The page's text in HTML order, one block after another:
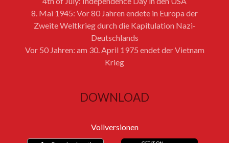
8. Mai 1945: Vor 80 Jahren endete in Europa der
Zweite Weltkrieg durch die Kapitulation Nazi-
Deutschlands
Vor 50 Jahren: am 30. April 1975 endet der Vietnam
Krieg
DOWNLOAD
Vollversionen